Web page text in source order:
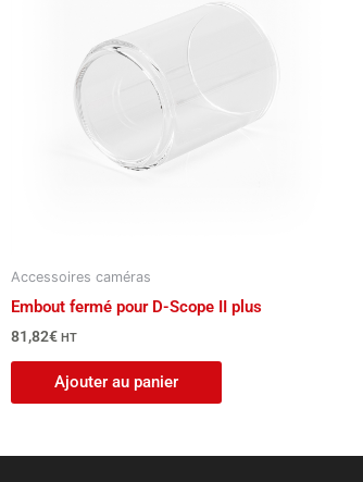
Accessoires caméras
Embout fermé pour D-Scope II plus
81,82€ HT
Ajouter au panier